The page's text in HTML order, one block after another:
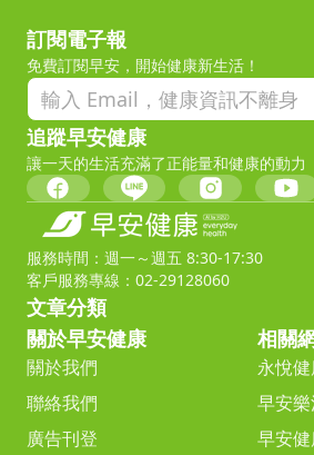
訂閱電子報
免費訂閱早安，開始健康新生活！
追蹤早安健康
讓一天的生活充滿了正能量和健康的動力
服務時間：週一～週五 8:30-17:30
客戶服務專線：02-29128060
文章分類
關於早安健康
關於我們
聯絡我們
廣告刊登
相關
永悅
早安
早安